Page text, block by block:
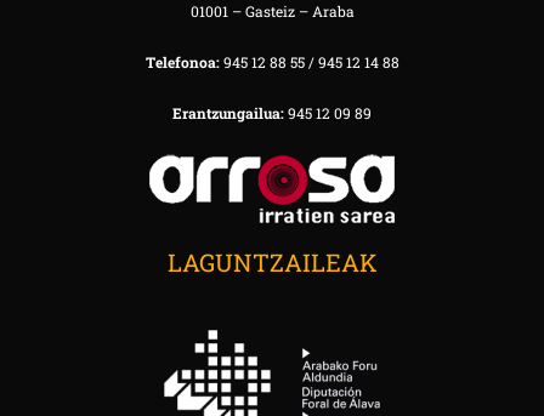
01001 – Gasteiz – Araba
Telefonoa:945 12 88 55 / 945 12 14 88
Erantzungailua:945 12 09 89
LAGUNTZAILEAK